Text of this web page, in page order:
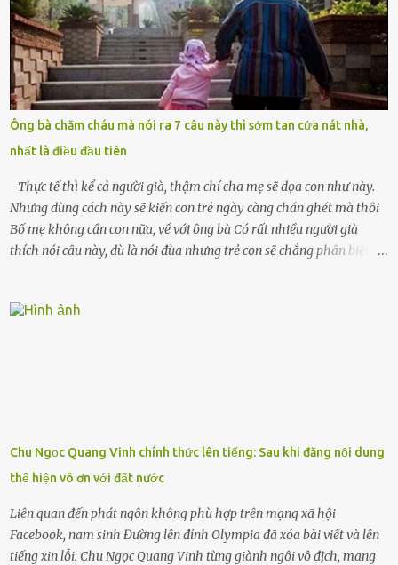
khóc lóc,” anh ta gằn giọng, đẩy mạnh cánh cửa trước mặt tôi.
Tiếng cánh cửa đóng lại, vang lên như một bản án lạnh lùng. Tôi
đứng chết lặng giữa cơn mưa, không biết đi đâu, về đâu. Bố mẹ tôi
mất sớm. Tôi chẳng có anh chị em. Họ hàng cũng thưa thớt, chẳng
ai thân thiết đến mức có thể mở lòng cho tôi tá túc. Bạn bè? Ai cũng
bận rộn với gia đình riêng của họ. Tôi đã từng đặt cược cả thanh
xuân vào người chồng ấy – và giờ, tôi chỉ còn lại chính mình. Tôi lên
chiếc xe buýt cuối ngày, trốn chạy khỏi thành phố và nỗi đau. Tôi v...
Ông bà chăm cháu mà nói ra 7 câu này thì sớm tan cửa nát nhà,
nhất là điều đầu tiên
Thực tế thì kể cả người già, thậm chí cha mẹ sẽ dọa con như này.
Nhưng dùng cách này sẽ kiến con trẻ ngày càng chán ghét mà thôi
Bố mẹ không cần con nữa, về với ông bà Có rất nhiều người già
thích nói câu này, dù là nói đùa nhưng trẻ con sẽ chẳng phân biệt
khuyên nhủ con thật cẩn thận. Nếu cháu không nghe lời, cảnh sát
để được giúp đỡ thì có thể sẽ bỏ lỡ cơ hội và gặp nguy hiểm. Trẻ con
có biết gì đâu Nhiều người cứ coi trẻ còn nhỏ nên dù có phạm sai
lầm, thì họ cũng không trách mắng. Nhưng nếu người lớn tuổi
không dạy con cẩn...
Chu Ngọc Quang Vinh chính thức lên tiếng: Sau khi đăng nội dung
thể hiện vô ơn với đất nước
Liên quan đến phát ngôn không phù hợp trên mạng xã hội
Facebook, nam sinh Đường lên đỉnh Olympia đã xóa bài viết và lên
tiếng xin lỗi. Chu Ngọc Quang Vinh từng giành ngôi vô địch, mang